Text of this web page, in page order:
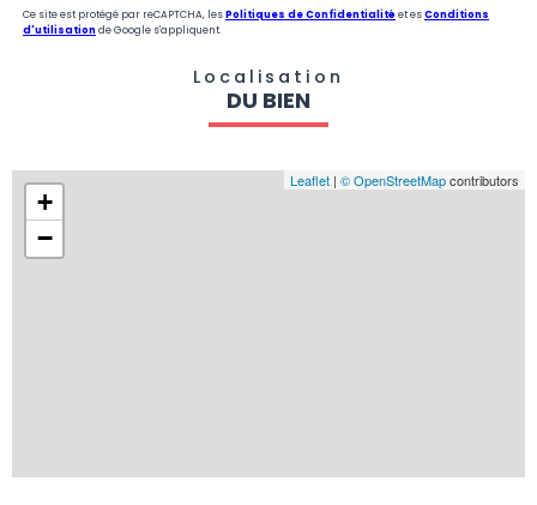
Ce site est protégé par reCAPTCHA, lesPolitiques de Confidentialitéet esConditions
d'utilisationde Google s'appliquent.
Localisation
DU BIEN
+
−
Leaflet | © OpenStreetMapcontributors